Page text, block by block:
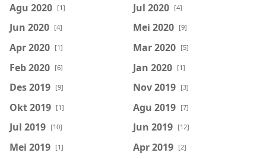
Agu 2020 [1] Jul 2020 [4]
Jun 2020 [4] Mei 2020 [9]
Apr 2020 [1] Mar 2020 [5]
Feb 2020 [6] Jan 2020 [1]
Des 2019 [9] Nov 2019 [3]
Okt 2019 [1] Agu 2019 [7]
Jul 2019 [10] Jun 2019 [12]
Mei 2019 [1] Apr 2019 [2]